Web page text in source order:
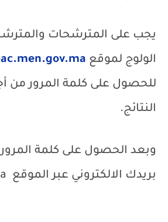
يجب على المترشحات
الولوج لموقع
للحصول على كلمة المرور من
النتائج.
وبعد الحصول على كلمة المرور
بريدك الالكتروني عبر الموقع